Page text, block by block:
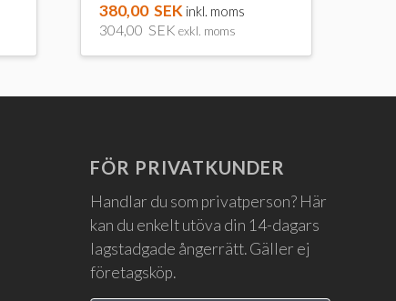
380,00 SEK inkl. moms
304,00 SEK exkl. moms
FÖR PRIVATKUNDER
Handlar du som privatperson? Här
kan du enkelt utöva din 14-dagars
lagstadgade ångerrätt. Gäller ej
företagsköp.